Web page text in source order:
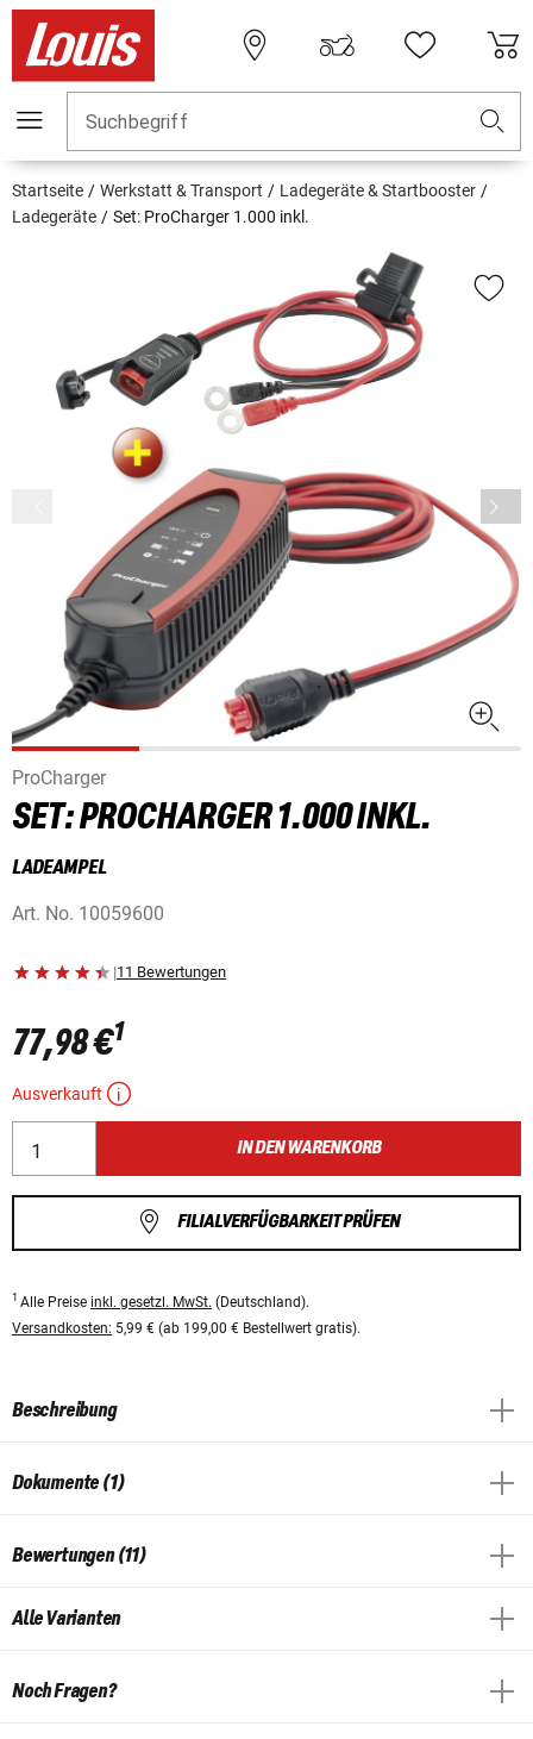
Suchbegriff
Startseite Werkstatt & Transport
Ladegeräte & Startbooster
Ladegeräte
Set: ProCharger 1.000 inkl.
ProCharger
SET: PROCHARGER 1.000 INKL.
LADEAMPEL
Art. No. 10059600
|11 Bewertungen
77,98 €1
Ausverkauft
IN DEN WARENKORB
FILIALVERFÜGBARKEIT PRÜFEN
1 Alle Preise inkl. gesetzl. MwSt. (Deutschland).
Versandkosten: 5,99 € (ab 199,00 € Bestellwert gratis).
Beschreibung
Dokumente (1)
Bewertungen (11)
Alle Varianten
Noch Fragen?